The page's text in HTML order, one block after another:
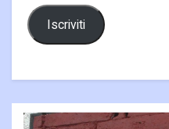
Iscriviti